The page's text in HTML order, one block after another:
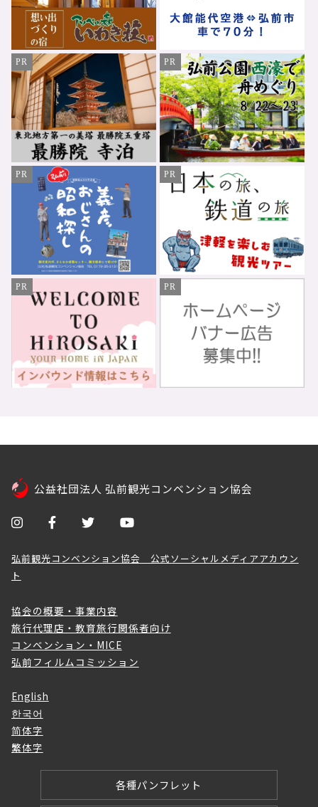
PR PR
PR PR
PR PR
公益社団法人 弘前観光コンベンション協会
弘前観光コンベンション協会 公式ソーシャルメディアアカウン
ト
協会の概要・事業内容
旅行代理店・教育旅行関係者向け
コンベンション・MICE
弘前フィルムコミッション
English
한국어
简体字
繁体字
各種パンフレット